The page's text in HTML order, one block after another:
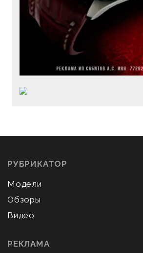
РУБРИКАТОР
Модели
Обзоры
Видео
РЕКЛАМА